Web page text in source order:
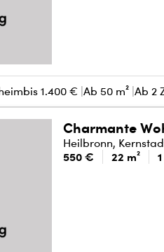
bis 1.400 € Ab 50 m² Ab 2
Charmante
Heilbronn,
550 € 22 m²